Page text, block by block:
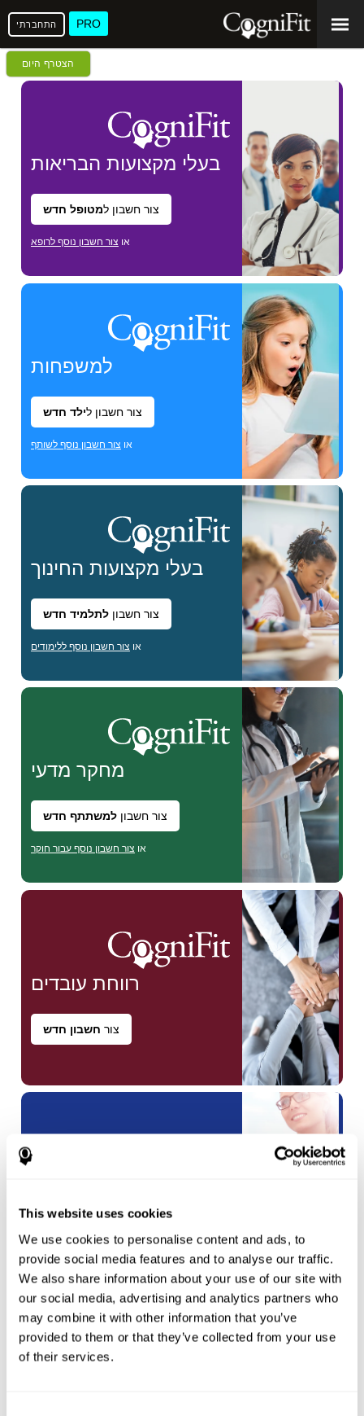
This website uses cookies
We use cookies to personalise content and ads, to
provide social media features and to analyse our traffic.
We also share information about your use of our site with
our social media, advertising and analytics partners who
may combine it with other information that you’ve
provided to them or that they’ve collected from your use
of their services.
PRO התחברתי
הצטרף היום
בעלי מקצועות הבריאות
צור חשבון למטופל חדש
או צור חשבון נוסף לרופא
למשפחות
צור חשבון לילד חדש
או צור חשבון נוסף לשותף
בעלי מקצועות החינוך
צור חשבוןלתלמיד חדש
או צור חשבון נוסף ללימודים
מחקר מדעי
צור חשבוןלמשתתף חדש
או צור חשבון נוסף עבור חוקר
רווחת עובדים
צור חשבון חדש
חשבון חדש